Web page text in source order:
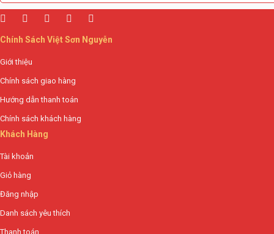
Chính Sách Việt Sơn Nguyễn
Giới thiệu
Chính sách giao hàng
Hướng dẫn thanh toán
Chính sách khách hàng
Khách Hàng
Tài khoản
Giỏ hàng
Đăng nhập
Danh sách yêu thích
Thanh toán